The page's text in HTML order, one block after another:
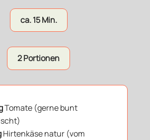
ca. 15 Min.
2 Portionen
Tomate (gerne bunt
Hirtenkäse natur (vom